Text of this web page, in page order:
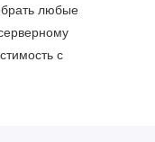
любые
с
регулярное